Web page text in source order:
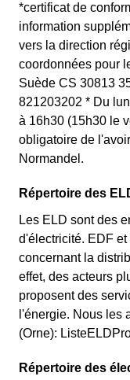
*certificat de
information
vers la direction
coordonnées pour
Suède CS 30813
821203202 * Du
à 16h30 (15h30 le
obligatoire de
Normandel.
Répertoire des
Les ELD sont des
d'électricité. EDF
concernant la
effet, des acteurs
proposent des
l'énergie. Nous les
(Orne):
Répertoire des